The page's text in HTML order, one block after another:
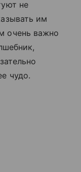
не
им
очень важно
чудо.